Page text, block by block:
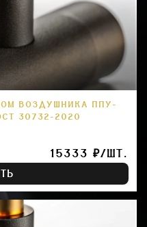
ВОЗДУШНИКА ППУ-
30732-2020
15333 ₽/ШТ.